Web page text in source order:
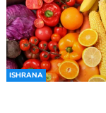
ISHRANA